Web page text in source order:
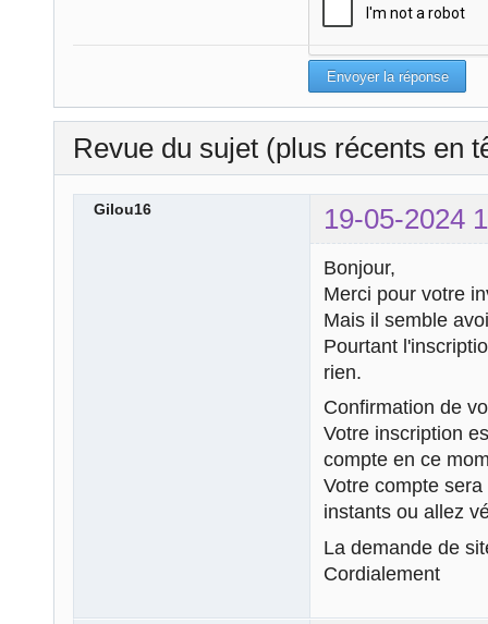
Revue du sujet (plus récents en
Gilou16 19-05-2024
Bonjour,
Merci pour votre
Mais il semble
Pourtant
rien.
Confirmation de
Votre inscription
compte en ce
Votre compte
instants ou allez
La demande de
Cordialement